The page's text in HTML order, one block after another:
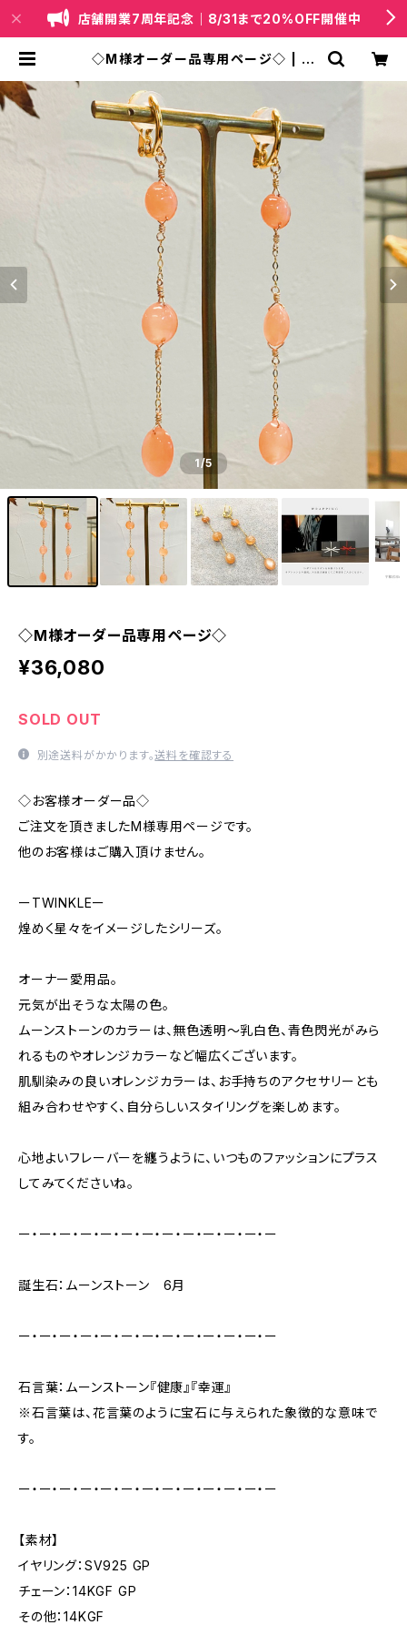
店舗開業7周年記念｜8/31まで20%OFF開催中
◇M様オーダー品専用ページ◇ | 天
1/5
◇M様オーダー品専用ページ◇
¥36,080
SOLD OUT
別途送料がかかります。送料を確認する
◇お客様オーダー品◇
ご注文を頂きましたM様専用ページです。
他のお客様はご購入頂けません。
ーTWINKLEー
煌めく星々をイメージしたシリーズ。
オーナー愛用品。
元気が出そうな太陽の色。
ムーンストーンのカラーは、無色透明～乳白色、青色閃光がみら
れるものやオレンジカラーなど幅広くございます。
肌馴染みの良いオレンジカラーは、お手持ちのアクセサリーとも
組み合わせやすく、自分らしいスタイリングを楽しめます。
心地よいフレーバーを纏うように、いつものファッションにプラス
してみてくださいね。
ー・ー・ー・ー・ー・ー・ー・ー・ー・ー・ー・ー・ー
誕生石：ムーンストーン 6月
ー・ー・ー・ー・ー・ー・ー・ー・ー・ー・ー・ー・ー
石言葉：ムーンストーン『健康』『幸運』
※石言葉は、花言葉のように宝石に与えられた象徴的な意味で
す。
ー・ー・ー・ー・ー・ー・ー・ー・ー・ー・ー・ー・ー
【素材】
イヤリング：SV925 GP
チェーン：14KGF GP
その他：14KGF